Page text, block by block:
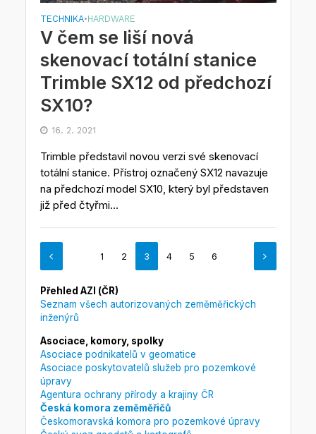
TECHNIKA•HARDWARE
V čem se liší nová
skenovací totální stanice
Trimble SX12 od předchozí
SX10?
16. 2. 2021
Trimble představil novou verzi své skenovací
totální stanice. Přístroj označený SX12 navazuje
na předchozí model SX10, který byl představen
již před čtyřmi...
1 2 3 4 5 6
Přehled AZI (ČR)
Seznam všech autorizovaných zeměměřických
inženýrů
Asociace, komory, spolky
Asociace podnikatelů v geomatice
Asociace poskytovatelů služeb pro pozemkové
úpravy
Agentura ochrany přírody a krajiny ČR
Česká komora zeměměřičů
Českomoravská komora pro pozemkové úpravy